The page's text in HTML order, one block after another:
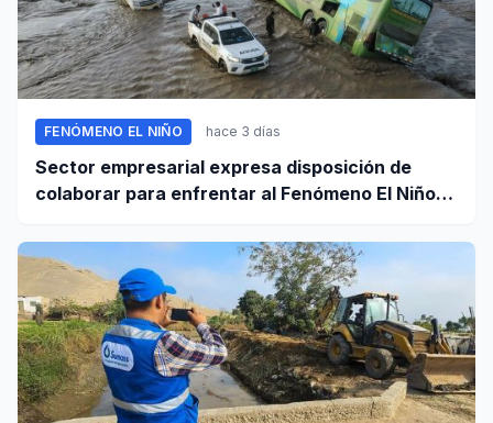
FENÓMENO EL NIÑO hace 3 días
Sector empresarial expresa disposición de
colaborar para enfrentar al Fenómeno El Niño,